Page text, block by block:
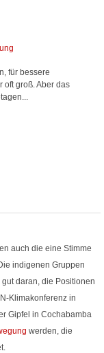
für bessere
oft groß. Aber das
auch die eine Stimme
indigenen Gruppen
daran, die Positionen
Klimakonferenz in
Gipfel in Cochabamba
werden, die